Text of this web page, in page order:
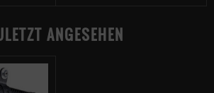
ANGESEHEN